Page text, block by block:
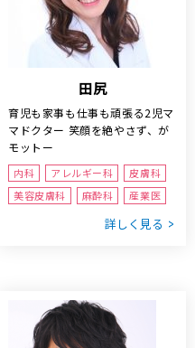
田尻
育児も家事も仕事も頑張る2児マ
マドクター 笑顔を絶やさず、が
モットー
内科 アレルギー科
皮膚科
美容皮膚科
麻酔科 産業医
詳しく見る